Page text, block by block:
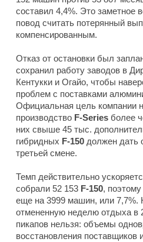
составил 4,4%. Это заметное
повод считать потерянный
компенсированным.
Отказ от остановки был
сохранил работу заводов в
Кентукки и Огайо, чтобы
проблем с поставками
Официальная цель компании
производство F-Series более
них свыше 45 тыс.
гибридных F-150 должен дать
третьей смене.
Темп действительно
собрали 52 153 F-150,
еще на 3999 машин, или 7,7%.
отмененную неделю отдыха в
пикапов нельзя: объемы
восстановления поставщиков